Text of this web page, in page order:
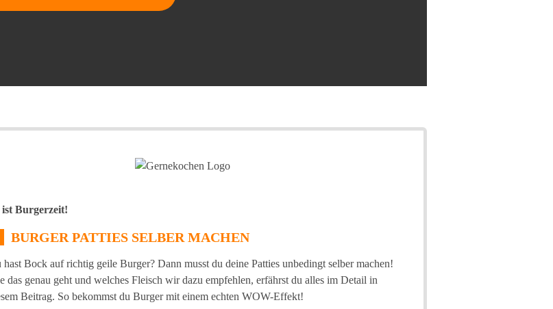
ist Burgerzeit!
BURGER PATTIES SELBER MACHEN
hast Bock auf richtig geile Burger? Dann musst du deine Patties unbedingt selber machen!
das genau geht und welches Fleisch wir dazu empfehlen, erfährst du alles im Detail in
Beitrag. So bekommst du Burger mit einem echten WOW-Effekt!